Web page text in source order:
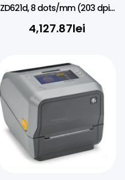
ZD621d, 8 dots/mm (203 dpi),
cutter, RTC, USB, USB Host,
RS232, BT (BLE), Ethernet, grey
4,127.87lei